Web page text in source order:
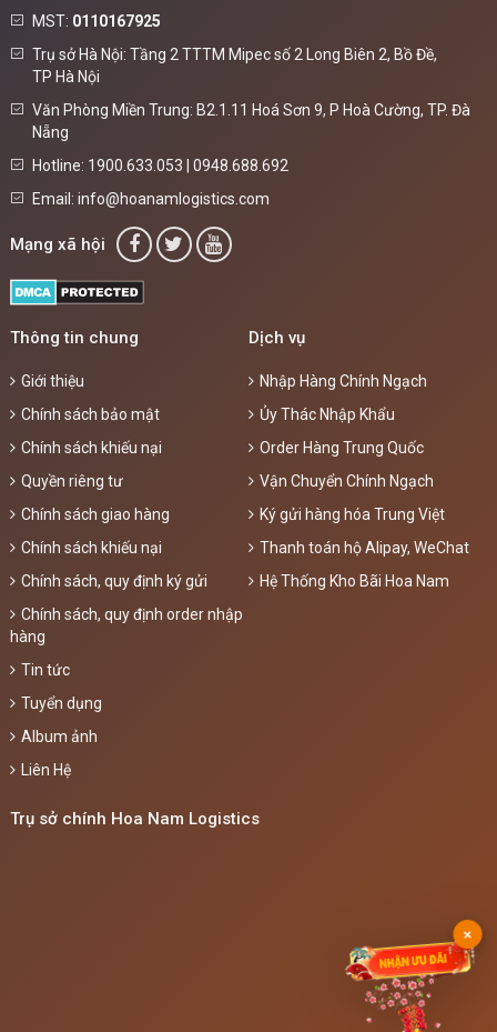
MST: 0110167925
Trụ sở Hà Nội: Tầng 2 TTTM Mipec số 2 Long Biên 2, Bồ Đề,
TP Hà Nội
Văn Phòng Miền Trung: B2.1.11 Hoá Sơn 9, P Hoà Cường, TP. Đà
Nẵng
Hotline: 1900.633.053 | 0948.688.692
Email: info@hoanamlogistics.com
Mạng xã hội
Thông tin chung
Giới thiệu
Chính sách bảo mật
Chính sách khiếu nại
Quyền riêng tư
Chính sách giao hàng
Chính sách khiếu nại
Chính sách, quy định ký gửi
Chính sách, quy định order nhập
hàng
Tin tức
Tuyển dụng
Album ảnh
Liên Hệ
Dịch vụ
Nhập Hàng Chính Ngạch
Ủy Thác Nhập Khẩu
Order Hàng Trung Quốc
Vận Chuyển Chính Ngạch
Ký gửi hàng hóa Trung Việt
Thanh toán hộ Alipay, WeChat
Hệ Thống Kho Bãi Hoa Nam
Trụ sở chính Hoa Nam Logistics
×